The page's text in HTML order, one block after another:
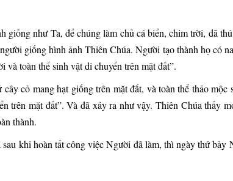
như Ta, để chúng làm chủ cá biển, chim trời, dã
giống hình ảnh Thiên Chúa. Người tạo thành họ có
toàn thể sinh vật di chuyển trên mặt đất”.
cỏ mang hạt giống trên mặt đất, và toàn thể thảo
trên mặt đất”. Và đã xảy ra như vậy. Thiên Chúa thấy
thành.
khi hoàn tất công việc Người đã làm, thì ngày thứ